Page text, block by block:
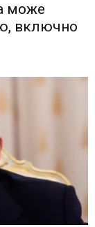
мoжe
включнo